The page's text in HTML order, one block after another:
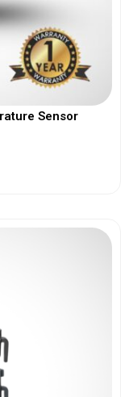
Sensor